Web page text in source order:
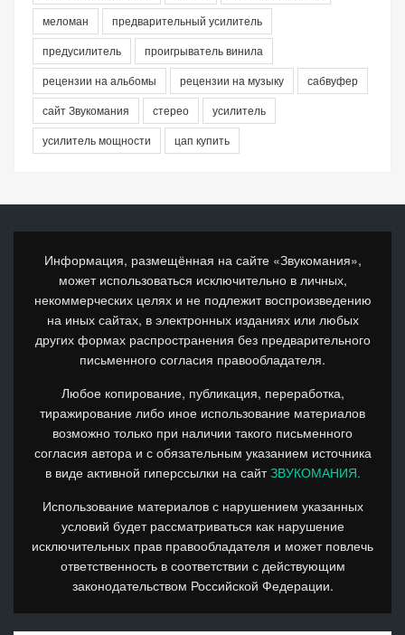
меломан
предварительный усилитель
предусилитель
проигрыватель винила
рецензии на альбомы
рецензии на музыку
сабвуфер
сайт Звукомания
стерео
усилитель
усилитель мощности
цап купить
Информация, размещённая на сайте «Звукомания»,
может использоваться исключительно в личных,
некоммерческих целях и не подлежит воспроизведению
на иных сайтах, в электронных изданиях или любых
других формах распространения без предварительного
письменного согласия правообладателя.
Любое копирование, публикация, переработка,
тиражирование либо иное использование материалов
возможно только при наличии такого письменного
согласия автора и с обязательным указанием источника
в виде активной гиперссылки на сайтЗВУКОМАНИЯ.
Использование материалов с нарушением указанных
условий будет рассматриваться как нарушение
исключительных прав правообладателя и может повлечь
ответственность в соответствии с действующим
законодательством Российской Федерации.